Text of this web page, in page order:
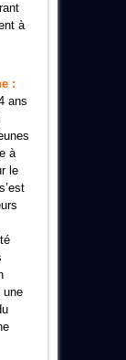
à
:
ans
à
le
une